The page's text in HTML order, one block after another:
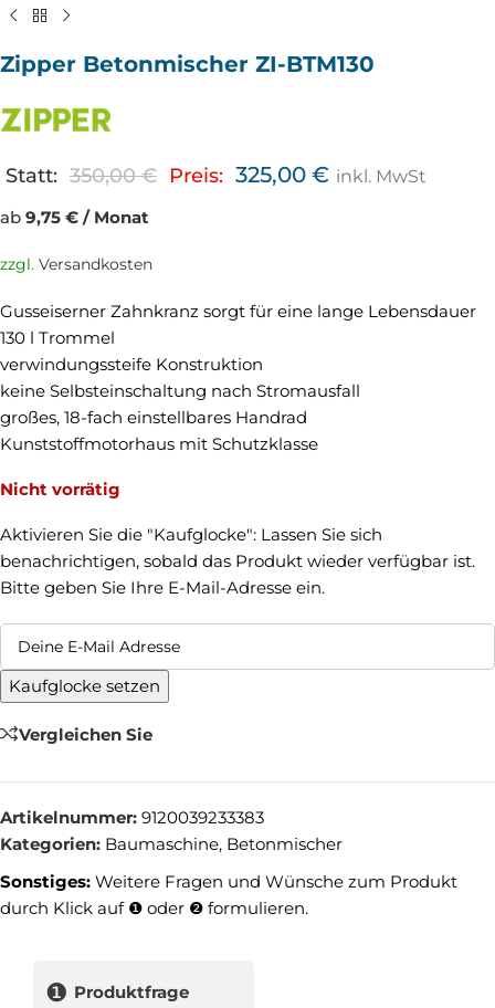
Zipper Betonmischer ZI-BTM130
Statt: 350,00€ Preis: 325,00 € inkl. MwSt
ab 9,75 € / Monat
zzgl. Versandkosten
Gusseiserner Zahnkranz sorgt für eine lange Lebensdauer
130 l Trommel
verwindungssteife Konstruktion
keine Selbsteinschaltung nach Stromausfall
großes, 18-fach einstellbares Handrad
Kunststoffmotorhaus mit Schutzklasse
Nicht vorrätig
Aktivieren Sie die "Kaufglocke": Lassen Sie sich
benachrichtigen, sobald das Produkt wieder verfügbar ist.
Bitte geben Sie Ihre E-Mail-Adresse ein.
Kaufglocke setzen
Vergleichen Sie
Artikelnummer: 9120039233383
Kategorien: Baumaschine, Betonmischer
Sonstiges: Weitere Fragen und Wünsche zum Produkt
durch Klick auf ❶ oder ❷ formulieren.
❶ Produktfrage